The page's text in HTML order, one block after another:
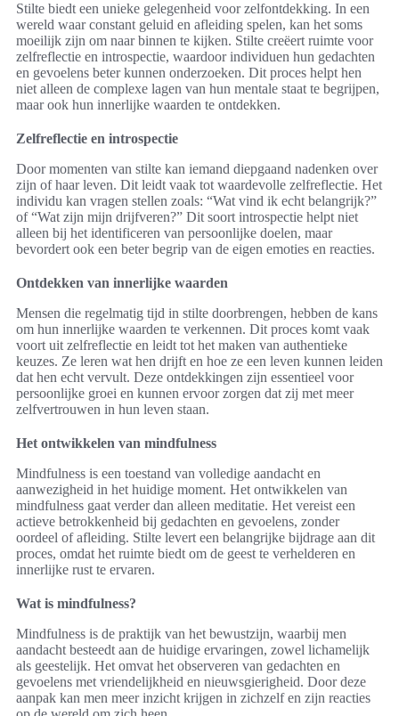
Stilte biedt een unieke gelegenheid voor zelfontdekking. In een
wereld waar constant geluid en afleiding spelen, kan het soms
moeilijk zijn om naar binnen te kijken. Stilte creëert ruimte voor
zelfreflectie en introspectie, waardoor individuen hun gedachten
en gevoelens beter kunnen onderzoeken. Dit proces helpt hen
niet alleen de complexe lagen van hun mentale staat te begrijpen,
maar ook hun innerlijke waarden te ontdekken.
Zelfreflectie en introspectie
Door momenten van stilte kan iemand diepgaand nadenken over
zijn of haar leven. Dit leidt vaak tot waardevolle zelfreflectie. Het
individu kan vragen stellen zoals: “Wat vind ik echt belangrijk?”
of “Wat zijn mijn drijfveren?” Dit soort introspectie helpt niet
alleen bij het identificeren van persoonlijke doelen, maar
bevordert ook een beter begrip van de eigen emoties en reacties.
Ontdekken van innerlijke waarden
Mensen die regelmatig tijd in stilte doorbrengen, hebben de kans
om hun innerlijke waarden te verkennen. Dit proces komt vaak
voort uit zelfreflectie en leidt tot het maken van authentieke
keuzes. Ze leren wat hen drijft en hoe ze een leven kunnen leiden
dat hen echt vervult. Deze ontdekkingen zijn essentieel voor
persoonlijke groei en kunnen ervoor zorgen dat zij met meer
zelfvertrouwen in hun leven staan.
Het ontwikkelen van mindfulness
Mindfulness is een toestand van volledige aandacht en
aanwezigheid in het huidige moment. Het ontwikkelen van
mindfulness gaat verder dan alleen meditatie. Het vereist een
actieve betrokkenheid bij gedachten en gevoelens, zonder
oordeel of afleiding. Stilte levert een belangrijke bijdrage aan dit
proces, omdat het ruimte biedt om de geest te verhelderen en
innerlijke rust te ervaren.
Wat is mindfulness?
Mindfulness is de praktijk van het bewustzijn, waarbij men
aandacht besteedt aan de huidige ervaringen, zowel lichamelijk
als geestelijk. Het omvat het observeren van gedachten en
gevoelens met vriendelijkheid en nieuwsgierigheid. Door deze
aanpak kan men meer inzicht krijgen in zichzelf en zijn reacties